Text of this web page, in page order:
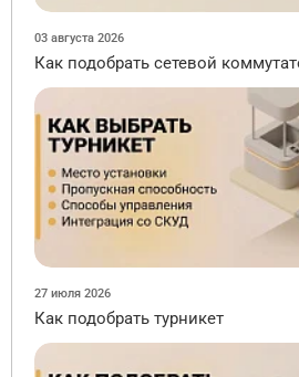
03 августа 2026
Как подобрать сетевой
27 июля 2026
Как подобрать турникет